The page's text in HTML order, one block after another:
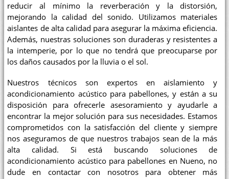
reducir al mínimo la reverberación y la distorsión,
mejorando la calidad del sonido. Utilizamos materiales
aislantes de alta calidad para asegurar la máxima eficiencia.
Además, nuestras soluciones son duraderas y resistentes a
la intemperie, por lo que no tendrá que preocuparse por
los daños causados por la lluvia o el sol.
Nuestros técnicos son expertos en aislamiento y
acondicionamiento acústico para pabellones, y están a su
disposición para ofrecerle asesoramiento y ayudarle a
encontrar la mejor solución para sus necesidades. Estamos
comprometidos con la satisfacción del cliente y siempre
nos aseguramos de que nuestros trabajos sean de la más
alta calidad. Si está buscando soluciones de
acondicionamiento acústico para pabellones en Nueno, no
dude en contactar con nosotros para obtener más